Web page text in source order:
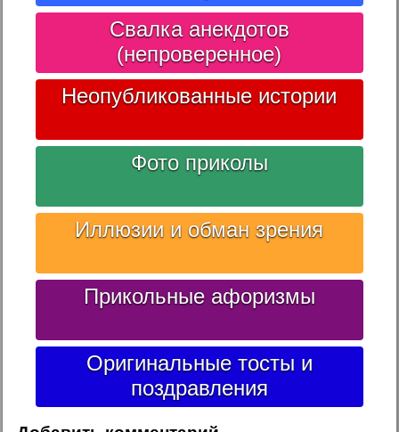
Свалка анекдотов
(непроверенное)
Неопубликованные истории
Фото приколы
Иллюзии и обман зрения
Прикольные афоризмы
Оригинальные тосты и
поздравления